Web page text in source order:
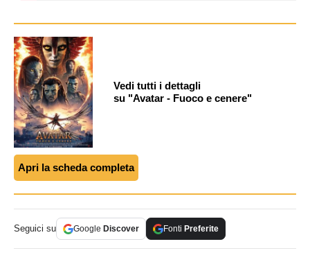
Vedi tutti i dettagli
su "Avatar - Fuoco e cenere"
Apri la scheda completa
Seguici su Google Discover Fonti Preferite